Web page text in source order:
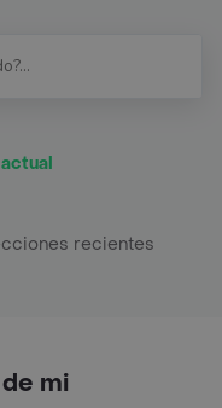
recientes
mi